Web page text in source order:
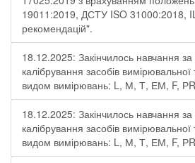
19011:2019, ДСТУ ISO 31000:2018,
рекомендацій".
18.12.2025: Закінчилось навчання
калібрування засобів
видом вимірювань: L, М, Т, ЕМ, F,
18.12.2025: Закінчилось навчання
калібрування засобів
видом вимірювань: L, М, Т, ЕМ, F,